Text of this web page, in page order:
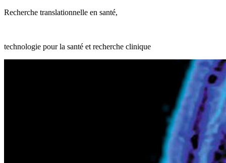
Recherche translationnelle en santé,
technologie pour la santé et recherche clinique